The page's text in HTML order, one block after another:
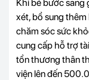
Khi bé bước sang
xét, bổ sung thêm
chăm sóc sức
cung cấp hỗ trợ
tổn thương thân
viện lên đến